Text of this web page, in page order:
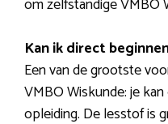
Kan ik direct
Een van de grootste
VMBO Wiskunde: je
opleiding. De lesstof is